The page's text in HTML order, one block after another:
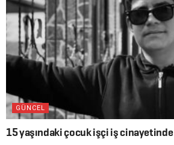
GÜNCEL
15 yaşındaki çocuk işçi iş